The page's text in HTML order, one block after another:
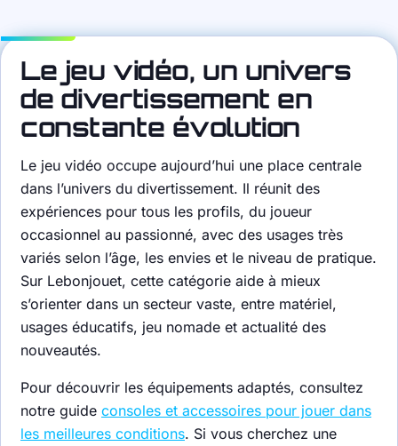
Le jeu vidéo, un univers
de divertissement en
constante évolution
Le jeu vidéo occupe aujourd’hui une place centrale
dans l’univers du divertissement. Il réunit des
expériences pour tous les profils, du joueur
occasionnel au passionné, avec des usages très
variés selon l’âge, les envies et le niveau de pratique.
Sur Lebonjouet, cette catégorie aide à mieux
s’orienter dans un secteur vaste, entre matériel,
usages éducatifs, jeu nomade et actualité des
nouveautés.
Pour découvrir les équipements adaptés, consultez
notre guide consoles et accessoires pour jouer dans
les meilleures conditions. Si vous cherchez une